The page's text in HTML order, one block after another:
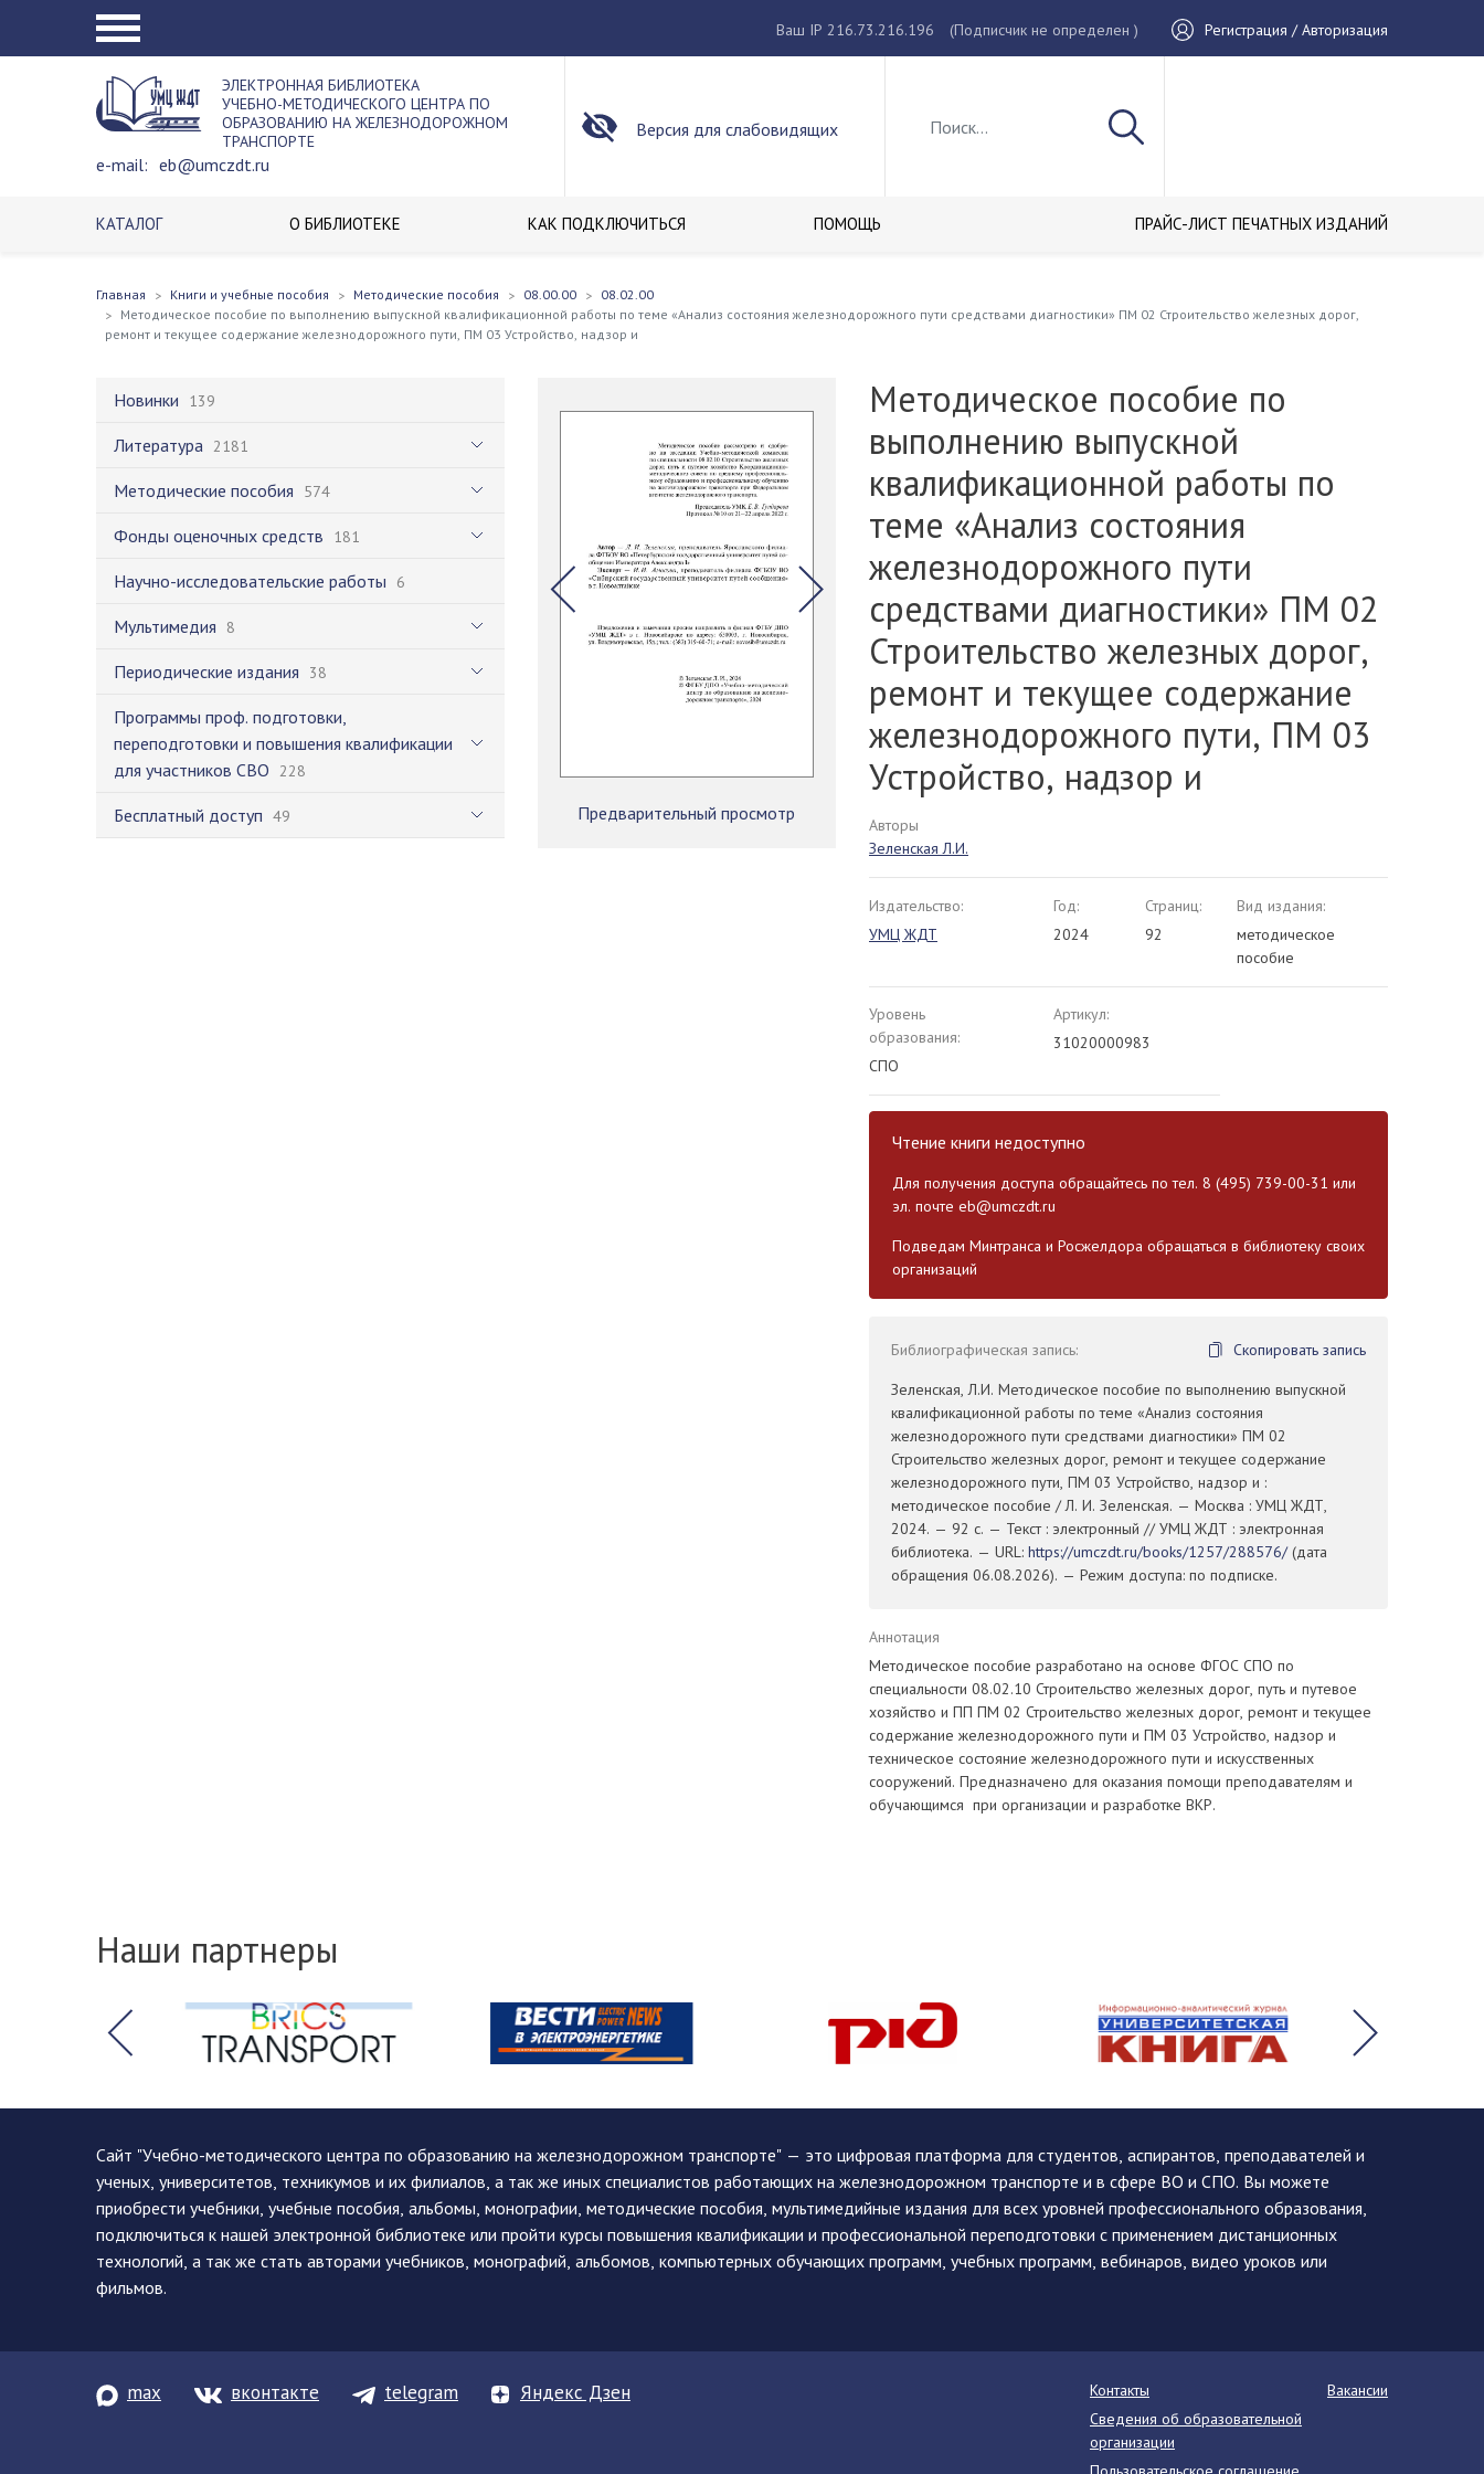
Ваш IP 216.73.216.196 (Подписчик не определен ) Регистрация / Авторизация
ЭЛЕКТРОННАЯ БИБЛИОТЕКА
УЧЕБНО-МЕТОДИЧЕСКОГО ЦЕНТРА ПО
ОБРАЗОВАНИЮ НА ЖЕЛЕЗНОДОРОЖНОМ
ТРАНСПОРТЕ
e-mail: eb@umczdt.ru
Версия для слабовидящих
КАТАЛОГ О БИБЛИОТЕКЕ КАК ПОДКЛЮЧИТЬСЯ ПОМОЩЬ ПРАЙС-ЛИСТ ПЕЧАТНЫХ ИЗДАНИЙ
Главная Книги и учебные пособия Методические пособия 08.00.00
08.02.00
Методическое пособие по выполнению выпускной квалификационной работы по теме «Анализ состояния железнодорожного пути средствами диагностики» ПM 02 Строительство железных дорог,
ремонт и текущее содержание железнодорожного пути, ПМ 03 Устройство, надзор и
Новинки 139
Литература 2181
Методические пособия 574
Фонды оценочных средств 181
Научно-исследовательские работы 6
Мультимедия 8
Периодические издания 38
Программы проф. подготовки,
переподготовки и повышения квалификации
для участников СВО 228
Бесплатный доступ 49 Предварительный просмотр
Методическое пособие по
выполнению выпускной
квалификационной работы по
теме «Анализ состояния
железнодорожного пути
средствами диагностики» ПM 02
Строительство железных дорог,
ремонт и текущее содержание
железнодорожного пути, ПМ 03
Устройство, надзор и
Авторы
Зеленская Л.И.
Издательство:
УМЦ ЖДТ
Год:
2024
Страниц:
92
Вид издания:
методическое
пособие
Уровень
образования:
СПО
Артикул:
31020000983
Чтение книги недоступно
Для получения доступа обращайтесь по тел. 8 (495) 739-00-31 или
эл. почте eb@umczdt.ru
Подведам Минтранса и Росжелдора обращаться в библиотеку своих
организаций
Библиографическая запись:
Скопировать запись
Зеленская, Л.И. Методическое пособие по выполнению выпускной
квалификационной работы по теме «Анализ состояния
железнодорожного пути средствами диагностики» ПM 02
Строительство железных дорог, ремонт и текущее содержание
железнодорожного пути, ПМ 03 Устройство, надзор и :
методическое пособие / Л. И. Зеленская. — Москва : УМЦ ЖДТ,
2024. — 92 с. — Текст : электронный // УМЦ ЖДТ : электронная
библиотека. — URL: https://umczdt.ru/books/1257/288576/(дата
обращения 06.08.2026). — Режим доступа: по подписке.
Аннотация
Методическое пособие разработано на основе ФГОС СПО по
специальности 08.02.10 Строительство железных дорог, путь и путевое
хозяйство и ПП ПМ 02 Строительство железных дорог, ремонт и текущее
содержание железнодорожного пути и ПМ 03 Устройство, надзор и
техническое состояние железнодорожного пути и искусственных
сооружений. Предназначено для оказания помощи преподавателям и
обучающимся при организации и разработке ВКР.
Наши партнеры
Сайт "Учебно-методического центра по образованию на железнодорожном транспорте" — это цифровая платформа для студентов, аспирантов, преподавателей и
ученых, университетов, техникумов и их филиалов, а так же иных специалистов работающих на железнодорожном транспорте и в сфере ВО и СПО. Вы можете
приобрести учебники, учебные пособия, альбомы, монографии, методические пособия, мультимедийные издания для всех уровней профессионального образования,
подключиться к нашей электронной библиотеке или пройти курсы повышения квалификации и профессиональной переподготовки с применением дистанционных
технологий, а так же стать авторами учебников, монографий, альбомов, компьютерных обучающих программ, учебных программ, вебинаров, видео уроков или
фильмов.
max вконтакте telegram Яндекс Дзен Контакты
Вакансии
Сведения об образовательной
организации